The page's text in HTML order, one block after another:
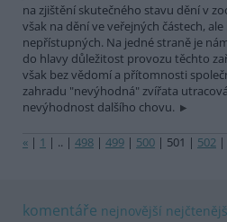
na zjištění skutečného stavu dění v
však na dění ve veřejných částech,
nepřístupných. Na jedné straně je
do hlavy důležitost provozu těchto
však bez vědomí a přítomnosti
zahradu "nevýhodná" zvířata
nevýhodnost dalšího chovu.
« | 1 | .. | 498 | 499 | 500 | 501 | 502 |
komentáře nejnovější